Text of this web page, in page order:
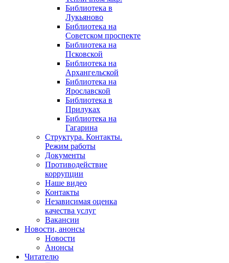
Библиотека в
Лукьяново
Библиотека на
Советском проспекте
Библиотека на
Псковской
Библиотека на
Архангельской
Библиотека на
Ярославской
Библиотека в
Прилуках
Библиотека на
Гагарина
Структура. Контакты.
Режим работы
Документы
Противодействие
коррупции
Наше видео
Контакты
Независимая оценка
качества услуг
Вакансии
Новости, анонсы
Новости
Анонсы
Читателю